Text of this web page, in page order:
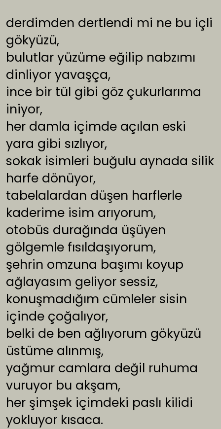
derdimden dertlendi mi ne bu içli
gökyüzü,
bulutlar yüzüme eğilip nabzımı
dinliyor yavaşça,
ince bir tül gibi göz çukurlarıma
iniyor,
her damla içimde açılan eski
yara gibi sızlıyor,
sokak isimleri buğulu aynada silik
harfe dönüyor,
tabelalardan düşen harflerle
kaderime isim arıyorum,
otobüs durağında üşüyen
gölgemle fısıldaşıyorum,
şehrin omzuna başımı koyup
ağlayasım geliyor sessiz,
konuşmadığım cümleler sisin
içinde çoğalıyor,
belki de ben ağlıyorum gökyüzü
üstüme alınmış,
yağmur camlara değil ruhuma
vuruyor bu akşam,
her şimşek içimdeki paslı kilidi
yokluyor kısaca.